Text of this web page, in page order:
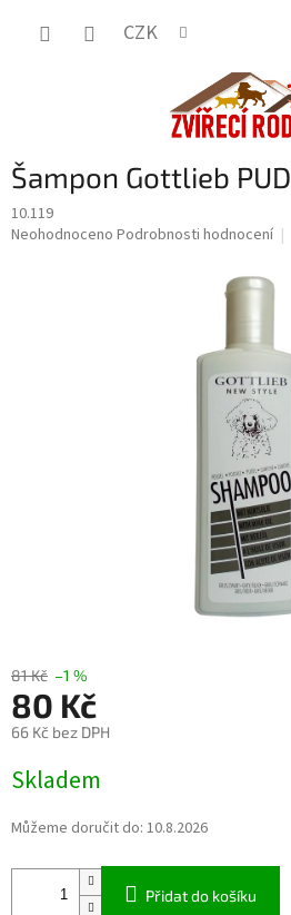
CZK
Šampon Gottlieb
10.119
Průměrné
Neohodnoceno Podrobnosti hodnocení
81 Kč –1 %
80 Kč
66 Kč bez DPH
cena:
Skladem
Můžeme doručit do: 10.8.2026
Přidat do košíku